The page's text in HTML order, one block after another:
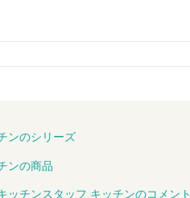
ンのシリーズ
ンの商品
ッチンスタッフ キッチンのコメント